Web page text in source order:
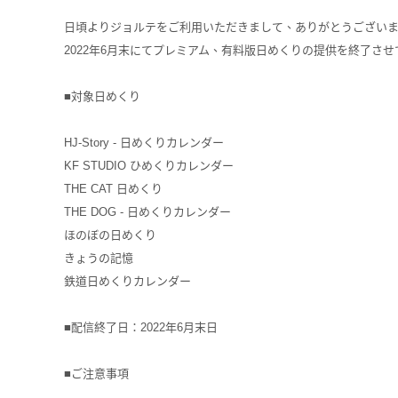
日頃よりジョルテをご利用いただきまして、ありがとうござい
2022年6月末にてプレミアム、有料版日めくりの提供を終了させ
■対象日めくり
HJ-Story - 日めくりカレンダー
KF STUDIO ひめくりカレンダー
THE CAT 日めくり
THE DOG - 日めくりカレンダー
ほのぼの日めくり
きょうの記憶
鉄道日めくりカレンダー
■配信終了日：2022年6月末日
■ご注意事項